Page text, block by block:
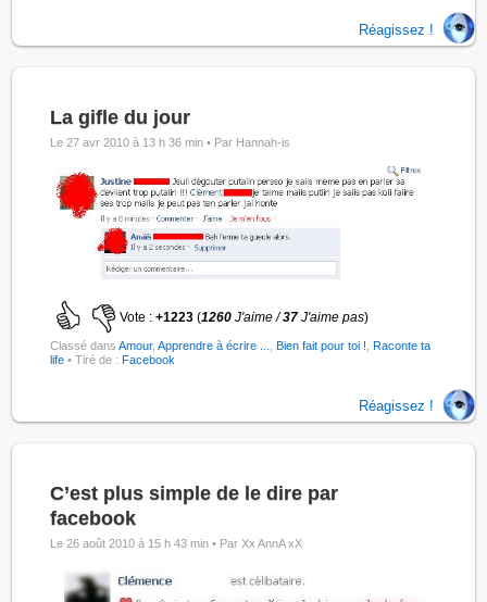
Réagissez !
La gifle du jour
Le 27 avr 2010 à 13 h 36 min • Par Hannah-is
Vote :+1223 (1260J'aime /37 J'aime pas)
Classé dansAmour,Apprendre à écrire ... Bien fait pour toi !
Raconte ta
life • Tiré de : Facebook
Réagissez !
C’est plus simple de le dire par
facebook
Le 26 août 2010 à 15 h 43 min • Par Xx AnnA xX